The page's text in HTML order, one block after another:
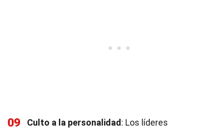
09 Culto a la personalidad : Los líderes